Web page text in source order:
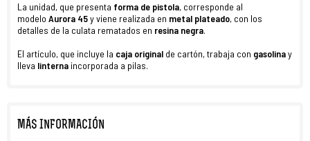
La unidad, que presenta forma de pistola, corresponde al
modelo Aurora 45y viene realizada en metal plateado, con los
detalles de la culata rematados en resina negra.
El artículo, que incluye la caja original de cartón, trabaja con gasolinay
lleva linterna incorporada a pilas.
MÁS INFORMACIÓN